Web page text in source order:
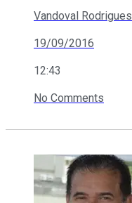
Vandoval Rodrigues
19/09/2016
12:43
No Comments